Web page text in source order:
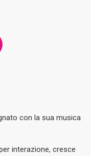
con la sua musica
interazione, cresce